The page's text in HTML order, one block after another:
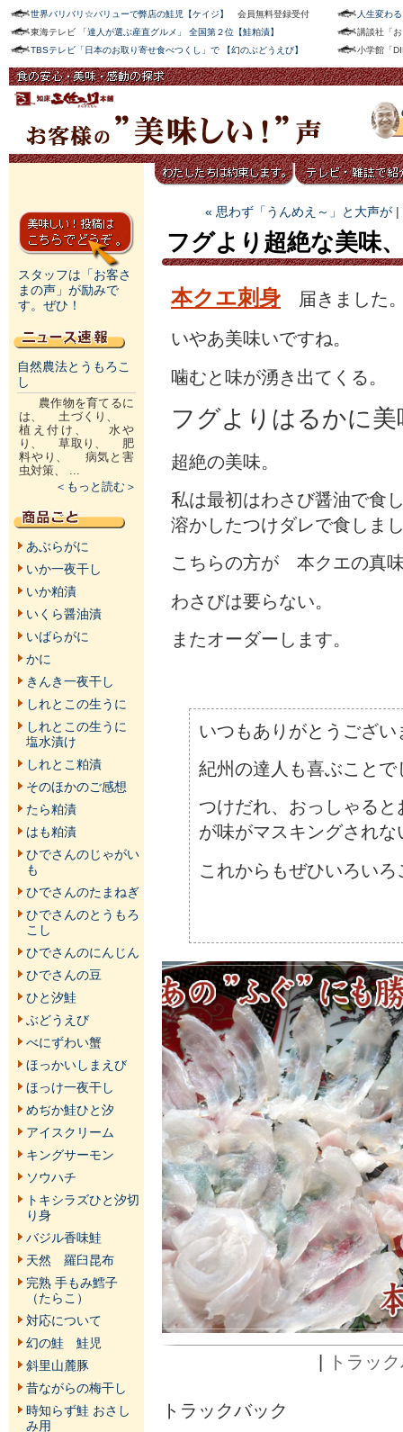
世界バリバリ☆バリューで弊店の鮭児【ケイジ】
会員無料登録受付
東海テレビ
「達人が選ぶ産直グルメ」 全国第２位【鮭粕漬】
TBSテレビ「日本のお取り寄せ食べつくし」で 【幻のぶどうえび】
人生変わ
講談社「
小学館「
« 思わず「うんめえ～」と大声が |
フグより超絶な美味
本クエ刺身 届きました
いやあ美味いですね。
噛むと味が湧き出てくる。
フグよりはるかに美
超絶の美味。
私は最初はわさび醤油で食
溶かしたつけダレで食しま
こちらの方が 本クエの真
わさびは要らない。
またオーダーします。
いつもありがとうござい
紀州の達人も喜ぶことで
つけだれ、おっしゃる
が味がマスキングされ
これからもぜひいろい
| トラッ
トラックバック
スタッフは「お客さ
まの声」が励みで
す。ぜひ！
自然農法とうもろこ
し
農作物を育てるに
は、 土づくり、
植え付け、 水や
り、 草取り、 肥
料やり、 病気と害
虫対策、 ...
＜もっと読む＞
あぶらがに
いか一夜干し
いか粕漬
いくら醤油漬
いばらがに
かに
きんき一夜干し
しれとこの生うに
しれとこの生うに
塩水漬け
しれとこ粕漬
そのほかのご感想
たら粕漬
はも粕漬
ひでさんのじゃがい
も
ひでさんのたまねぎ
ひでさんのとうもろ
こし
ひでさんのにんじん
ひでさんの豆
ひと汐鮭
ぶどうえび
べにずわい蟹
ほっかいしまえび
ほっけ一夜干し
めぢか鮭ひと汐
アイスクリーム
キングサーモン
ソウハチ
トキシラズひと汐切
り身
バジル香味鮭
天然 羅臼昆布
完熟 手もみ鱈子
（たらこ）
対応について
幻の鮭 鮭児
斜里山麓豚
昔ながらの梅干し
時知らず鮭 おさし
み用